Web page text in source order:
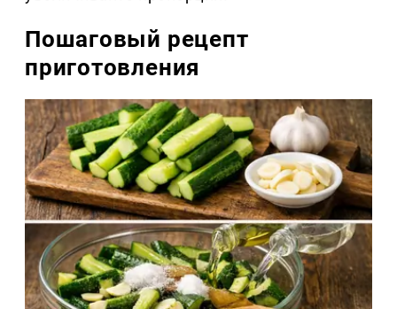
Пошаговый рецепт
приготовления